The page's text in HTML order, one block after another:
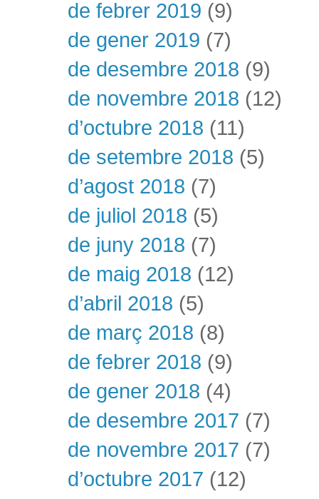
de febrer 2019 (9)
de gener 2019 (7)
de desembre 2018 (9)
de novembre 2018 (12)
d’octubre 2018 (11)
de setembre 2018 (5)
d’agost 2018 (7)
de juliol 2018 (5)
de juny 2018 (7)
de maig 2018 (12)
d’abril 2018 (5)
de març 2018 (8)
de febrer 2018 (9)
de gener 2018 (4)
de desembre 2017 (7)
de novembre 2017 (7)
d’octubre 2017 (12)